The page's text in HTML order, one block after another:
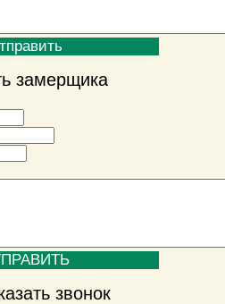
замерщика
звонок